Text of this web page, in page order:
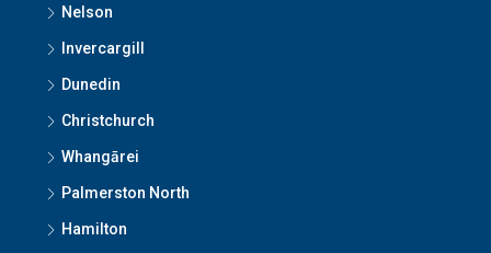
Nelson
Invercargill
Dunedin
Christchurch
Whangārei
Palmerston North
Hamilton